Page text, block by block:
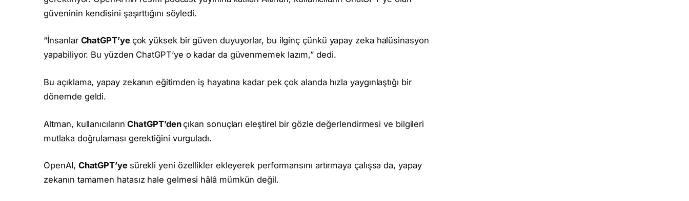
güveninin kendisini şaşırttığını söyledi.
“İnsanlar ChatGPT’ye çok yüksek bir güven duyuyorlar, bu ilginç çünkü yapay zeka halüsinasyon
yapabiliyor. Bu yüzden ChatGPT’ye o kadar da güvenmemek lazım,” dedi.
Bu açıklama, yapay zekanın eğitimden iş hayatına kadar pek çok alanda hızla yaygınlaştığı bir
dönemde geldi.
Altman, kullanıcılarınChatGPT’dençıkan sonuçları eleştirel bir gözle değerlendirmesi ve bilgileri
mutlaka doğrulaması gerektiğini vurguladı.
OpenAI, ChatGPT’ye sürekli yeni özellikler ekleyerek performansını artırmaya çalışsa da, yapay
zekanın tamamen hatasız hale gelmesi hâlâ mümkün değil.